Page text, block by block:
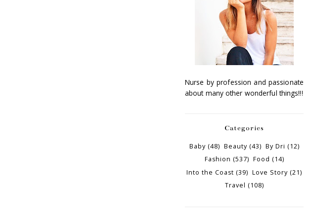
Nurse by profession and passionate
about many other wonderful things!!!
Categories
Baby (48) Beauty (43) By Dri (12)
Fashion (537) Food (14)
Into the Coast (39) Love Story (21)
Travel (108)